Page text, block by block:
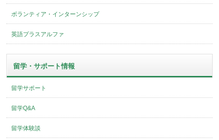
ボランティア・インターンシップ
英語プラスアルファ
留学・サポート情報
留学サポート
留学Q&A
留学体験談